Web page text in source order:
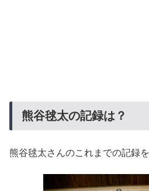
熊谷毬太の記録は？
熊谷毬太さんのこれまでの記録